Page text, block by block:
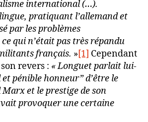
international (…).
pratiquant l’allemand et
par les problèmes
qui n’était pas très répandu
français. »[1] Cependant
revers : « Longuet parlait lui-
pénible honneur” d’être le
et le prestige de son
provoquer une certaine